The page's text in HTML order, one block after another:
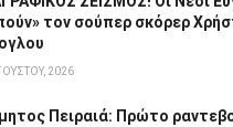
τον σούπερ σκόρερ
2026
Πειραιά: Πρώτο